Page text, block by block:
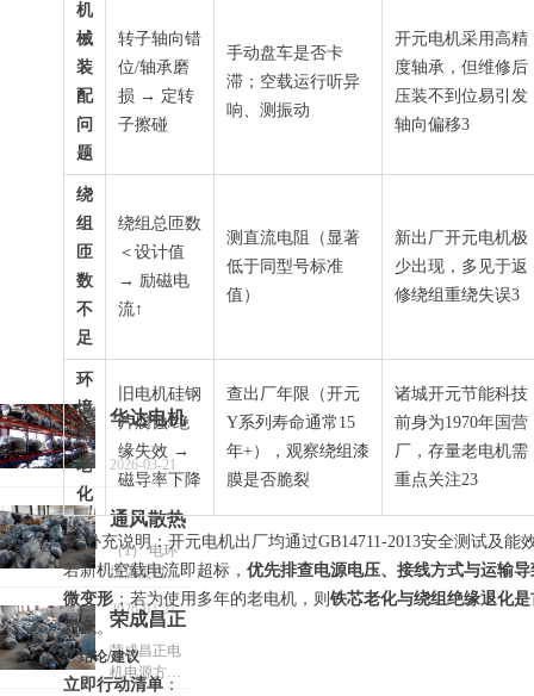
机
械
装
配
问
题
转子轴向错
位/轴承磨
损 → 定转
子擦碰
手动盘车是否卡
滞；空载运行听异
响、测振动
开元电机采用高精
度轴承，但维修后
压装不到位易引发
轴向偏移3
绕
组
匝
数
不
足
绕组总匝数
＜设计值
→ 励磁电
流↑
测直流电阻（显著
低于同型号标准
值）
新出厂开元电机极
少出现，多见于返
修绕组重绕失误3
环
境
与
老
化
旧电机硅钢
片腐蚀/绝
缘失效 →
磁导率下降
查出厂年限（开元
Y系列寿命通常15
年+），观察绕组漆
膜是否脆裂
诸城开元节能科技
前身为1970年国营
厂，存量老电机需
重点关注23
💡 补充说明：开元电机出厂均通过GB14711-2013安全测试及能
若新机空载电流即超标， 优先排查电源电压、接线方式与运输
微变形；若为使用多年的老电机，则 铁芯老化与绕组绝缘退化
对象。
✅ 结论/建议
立即行动清单：
华达电机
过热原因
及通风自
2026-03-21
通风散热
不良使无
锡华达电
动机过热
的原因
（1） 电环
境温度过
高，使进风
温度高；
（2） 进风
口内有杂物
2026-03-21
荣成昌正
电机电源
方面使电
荣成昌正电
机电源方面